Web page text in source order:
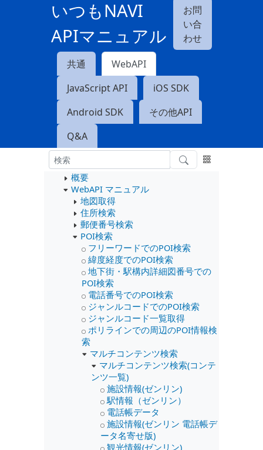
いつもNAVI
APIマニュアル
お問
い合
わせ
共通
WebAPI
JavaScript API
iOS SDK
Android SDK
その他API
Q&A
概要
WebAPI マニュアル
地図取得
住所検索
郵便番号検索
POI検索
フリーワードでのPOI検索
緯度経度でのPOI検索
地下街・駅構内詳細図番号での
POI検索
電話番号でのPOI検索
ジャンルコードでのPOI検索
ジャンルコード一覧取得
ポリラインでの周辺のPOI情報検
索
マルチコンテンツ検索
マルチコンテンツ検索(コンテ
ンツ一覧)
施設情報(ゼンリン)
駅情報（ゼンリン）
電話帳データ
施設情報(ゼンリン 電話帳デ
ータ名寄せ版)
観光情報(ゼンリン)